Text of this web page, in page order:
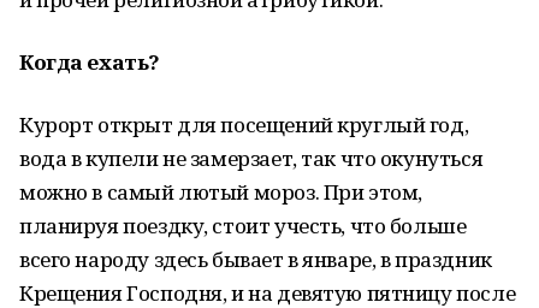
Когда ехать?
Курорт открыт для посещений круглый год,
вода в купели не замерзает, так что окунуться
можно в самый лютый мороз. При этом,
планируя поездку, стоит учесть, что больше
всего народу здесь бывает в январе, в праздник
Крещения Господня, и на девятую пятницу после